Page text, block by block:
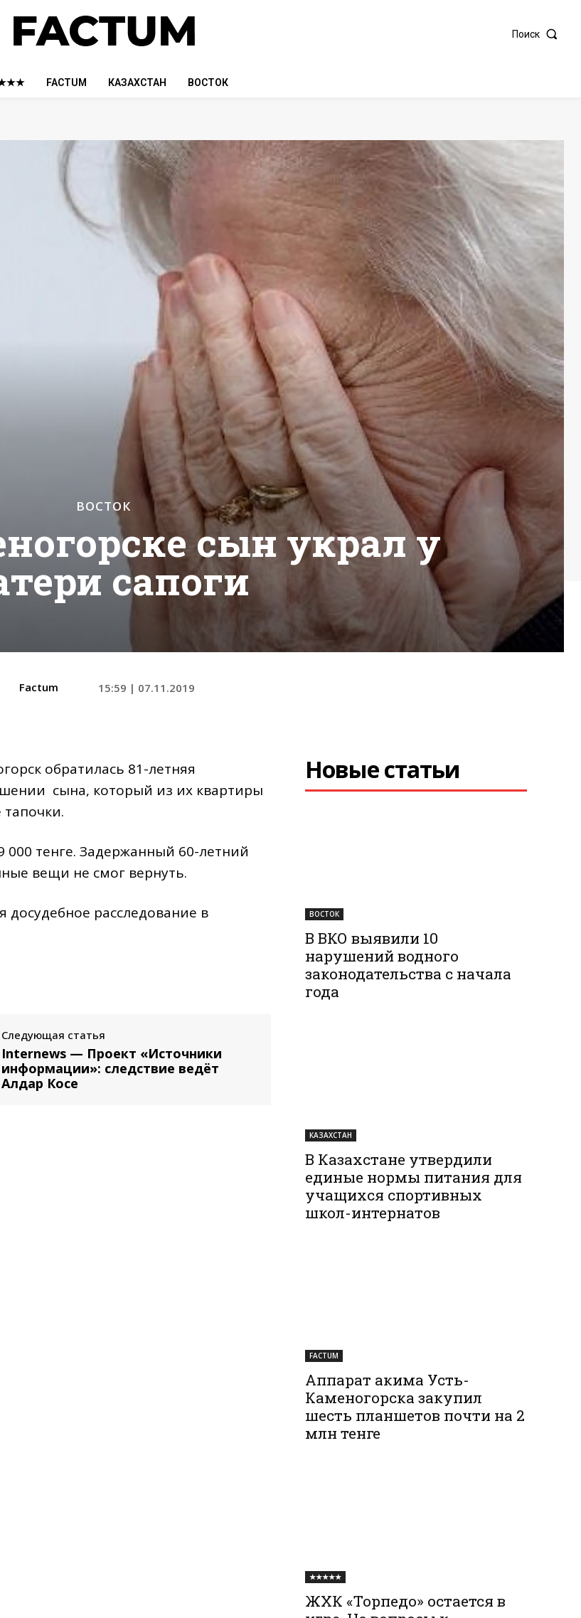
Поиск
FACTUM КАЗАХСТАН ВОСТОК
ВОСТОК
сын украл у
сапоги
Factum 15:59 | 07.11.2019
обратилась 81-летняя
сына, который из их квартиры
тенге. Задержанный 60-летний
вещи не смог вернуть.
расследование в
Следующая статья
Internews — Проект «Источники
информации»: следствие ведёт
Алдар Косе
Новые статьи
ВОСТОК
В ВКО выявили 10
нарушений водного
законодательства с начала
года
КАЗАХСТАН
В Казахстане утвердили
единые нормы питания для
учащихся спортивных
школ-интернатов
FACTUM
Аппарат акима Усть-
Каменогорска закупил
шесть планшетов почти на 2
млн тенге
★★★★★
ЖХК «Торпедо» остается в